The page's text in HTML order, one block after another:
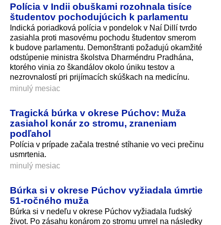
Polícia v Indii obuškami rozohnala tisíce
študentov pochodujúcich k parlamentu
Indická poriadková polícia v pondelok v Naí Dillí tvrdo
zasiahla proti masovému pochodu študentov smerom
k budove parlamentu. Demonštranti požadujú okamžité
odstúpenie ministra školstva Dharméndru Pradhána,
ktorého vinia zo škandálov okolo úniku testov a
nezrovnalostí pri prijímacích skúškach na medicínu.
minulý mesiac
Tragická búrka v okrese Púchov: Muža
zasiahol konár zo stromu, zraneniam
podľahol
Polícia v prípade začala trestné stíhanie vo veci prečinu
usmrtenia.
minulý mesiac
Búrka si v okrese Púchov vyžiadala úmrtie
51-ročného muža
Búrka si v nedeľu v okrese Púchov vyžiadala ľudský
život. Po zásahu konárom zo stromu umrel na následky